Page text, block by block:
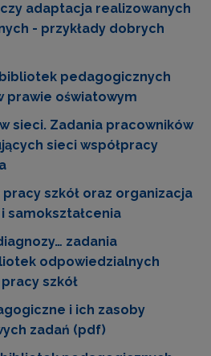
adaptacja realizowanych
- przykłady dobrych
pedagogicznych
prawie oświatowym
sieci. Zadania pracowników
sieci współpracy
szkół oraz organizacja
samokształcenia
zadania
odpowiedzialnych
szkół
i ich zasoby
zadań (pdf)